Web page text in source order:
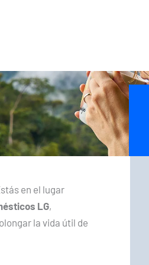
en el lugar
LG,
la vida útil de